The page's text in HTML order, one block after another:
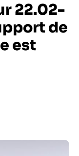
22.02-
de
est